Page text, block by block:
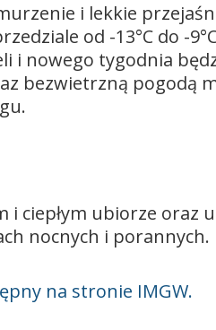
i lekkie
od -13°C do -
i nowego tygodnia
bezwietrzną pogodą
ciepłym ubiorze oraz
nocnych i porannych.
na stronie IMGW.